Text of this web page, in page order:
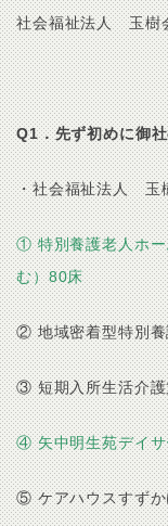
社会福祉法人 玉
Q1．先ず初めに御
・社会福祉法人 玉
① 特別養護老人ホー
む）80床
② 地域密着型特別
③ 短期入所生活介
④ 矢中明生苑デイ
⑤ ケアハウスすず